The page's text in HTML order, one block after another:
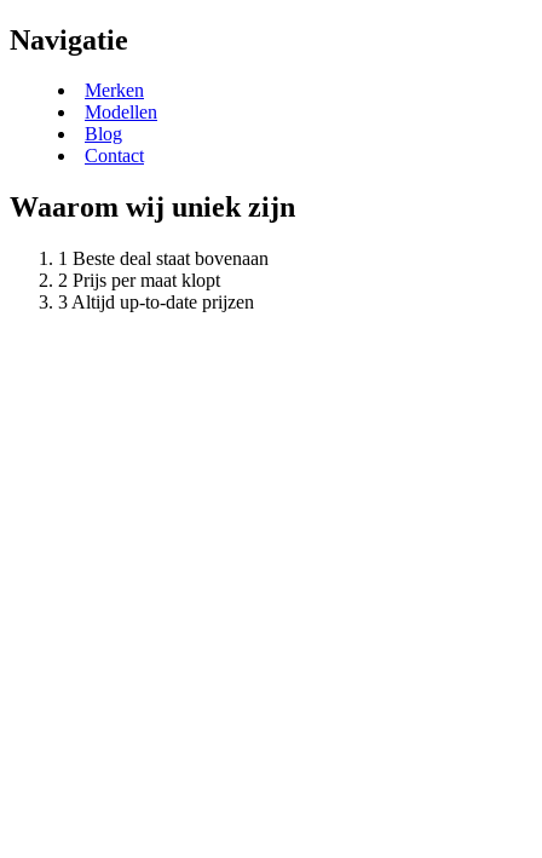
Navigatie
Merken
Modellen
Blog
Contact
Waarom wij uniek zijn
Beste deal staat bovenaan
Prijs per maat klopt
Altijd up-to-date prijzen